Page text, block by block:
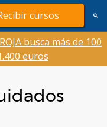
cursos
busca más de 100
euros